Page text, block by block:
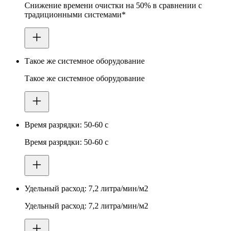
Снижение времени очистки на 50% в сравнении с
традиционными системами*
Такое же системное оборудование
Такое же системное оборудование
Время разрядки: 50-60 с
Время разрядки: 50-60 с
Удельный расход: 7,2 литра/мин/м2
Удельный расход: 7,2 литра/мин/м2